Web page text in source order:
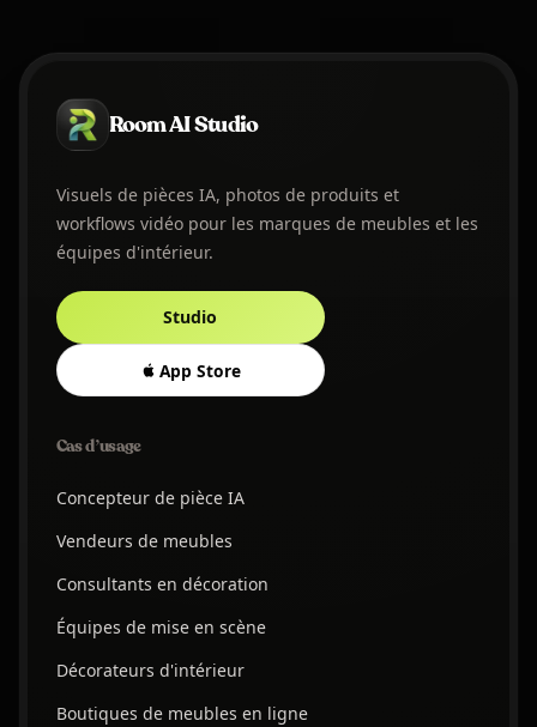
Room AI Studio
Visuels de pièces IA, photos de produits et
workflows vidéo pour les marques de meubles et les
équipes d'intérieur.
Studio
App Store
Cas d’usage
Concepteur de pièce IA
Vendeurs de meubles
Consultants en décoration
Équipes de mise en scène
Décorateurs d'intérieur
Boutiques de meubles en ligne